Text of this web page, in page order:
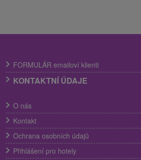
FORMULÁR emailoví klienti
KONTAKTNÍ ÚDAJE
O nás
Kontakt
Ochrana osobních údajů
Přihlášení pro hotely